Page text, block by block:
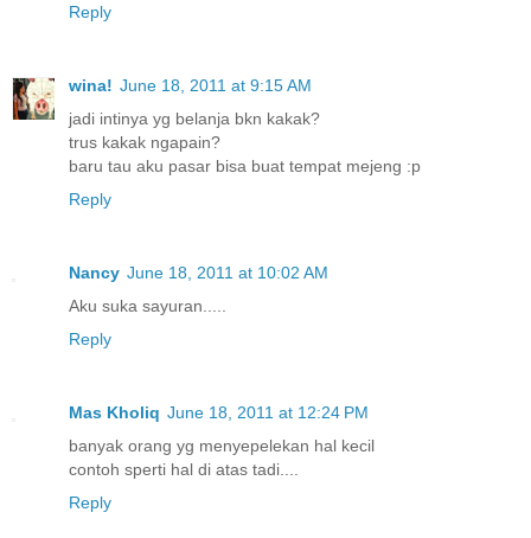
Reply
wina! June 18, 2011 at 9:15 AM
jadi intinya yg belanja bkn kakak?
trus kakak ngapain?
baru tau aku pasar bisa buat tempat mejeng :p
Reply
Nancy June 18, 2011 at 10:02 AM
Aku suka sayuran.....
Reply
Mas Kholiq June 18, 2011 at 12:24 PM
banyak orang yg menyepelekan hal kecil
contoh sperti hal di atas tadi....
Reply